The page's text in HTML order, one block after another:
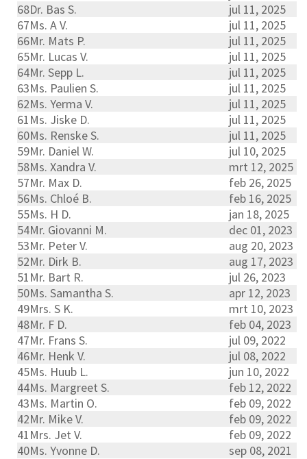
68Dr. Bas S.
jul 11, 2025
67Ms. A V.
jul 11, 2025
66Mr. Mats P.
jul 11, 2025
65Mr. Lucas V.
jul 11, 2025
64Mr. Sepp L.
jul 11, 2025
63Ms. Paulien S.
jul 11, 2025
62Ms. Yerma V.
jul 11, 2025
61Ms. Jiske D.
jul 11, 2025
60Ms. Renske S.
jul 11, 2025
59Mr. Daniel W.
jul 10, 2025
58Ms. Xandra V.
mrt 12, 2025
57Mr. Max D.
feb 26, 2025
56Ms. Chloé B.
feb 16, 2025
55Ms. H D.
jan 18, 2025
54Mr. Giovanni M.
dec 01, 2023
53Mr. Peter V.
aug 20, 2023
52Mr. Dirk B.
aug 17, 2023
51Mr. Bart R.
jul 26, 2023
50Ms. Samantha S.
apr 12, 2023
49Mrs. S K.
mrt 10, 2023
48Mr. F D.
feb 04, 2023
47Mr. Frans S.
jul 09, 2022
46Mr. Henk V.
jul 08, 2022
45Ms. Huub L.
jun 10, 2022
44Ms. Margreet S.
feb 12, 2022
43Ms. Martin O.
feb 09, 2022
42Mr. Mike V.
feb 09, 2022
41Mrs. Jet V.
feb 09, 2022
40Ms. Yvonne D. sep 08, 2021